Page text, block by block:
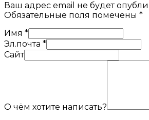
Ваш адрес email не будет
Обязательные поля помечены *
Имя *
Эл.почта *
Сайт
О чём хотите написать?